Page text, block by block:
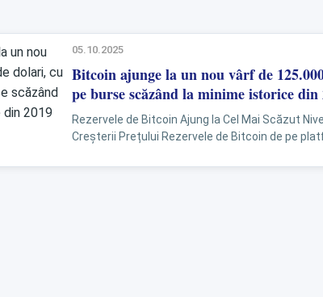
05.10.2025
Bitcoin ajunge la un nou vârf de
pe burse scăzând la minime istorice din
Rezervele de Bitcoin Ajung la Cel Mai Scăzut
Creșterii Prețului Rezervele de Bitcoin de pe